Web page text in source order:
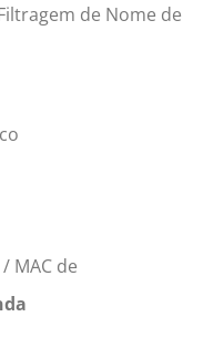
de Nome de
MAC de